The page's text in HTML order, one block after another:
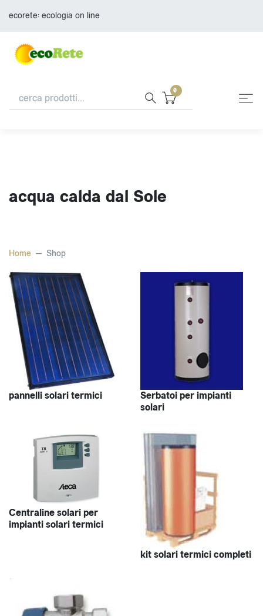
ecorete: ecologia on line
0
acqua calda dal Sole
Home Shop
pannelli solari termici
Serbatoi per impianti
solari
Centraline solari per
impianti solari termici
kit solari termici completi